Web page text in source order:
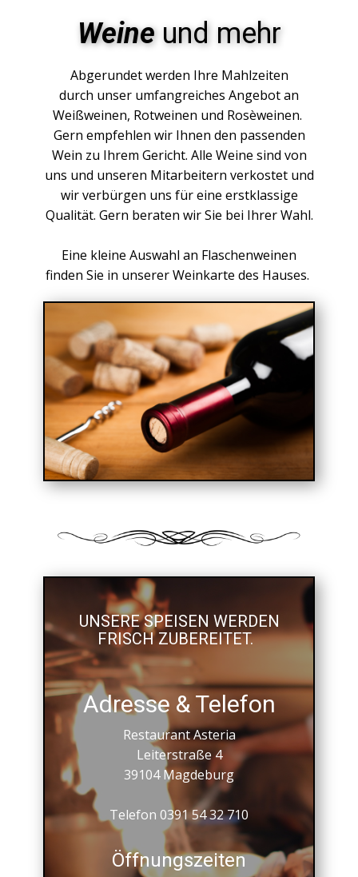
Weineund mehr
Abgerundet werden Ihre Mahlzeiten
durch unser umfangreiches Angebot an
Weißweinen, Rotweinen und Rosèweinen.
Gern empfehlen wir Ihnen den passenden
Wein zu Ihrem Gericht. Alle Weine sind von
uns und unseren Mitarbeitern verkostet und
wir verbürgen uns für eine erstklassige
Qualität. Gern beraten wir Sie bei Ihrer Wahl.
Eine kleine Auswahl an Flaschenweinen
finden Sie in unserer Weinkarte des Hauses.
UNSERE SPEISEN WERDEN
FRISCH ZUBEREITET.
Adresse & Telefon
Restaurant Asteria
Leiterstraße 4
39104 Magdeburg
Telefon 0391 54 32 710
Öffnungszeiten